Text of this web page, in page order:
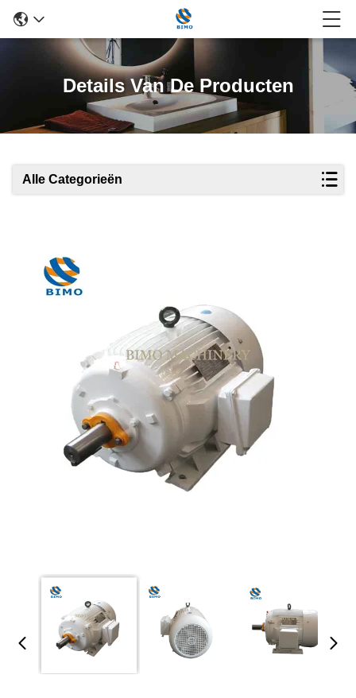
Details Van De Producten
Alle Categorieën